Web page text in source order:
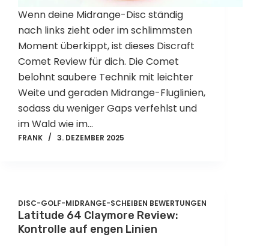
Wenn deine Midrange-Disc ständig
nach links zieht oder im schlimmsten
Moment überkippt, ist dieses Discraft
Comet Review für dich. Die Comet
belohnt saubere Technik mit leichter
Weite und geraden Midrange-Fluglinien,
sodass du weniger Gaps verfehlst und
im Wald wie im…
FRANK 3. DEZEMBER 2025
DISC-GOLF-MIDRANGE-SCHEIBEN BEWERTUNGEN
Latitude 64 Claymore Review:
Kontrolle auf engen Linien